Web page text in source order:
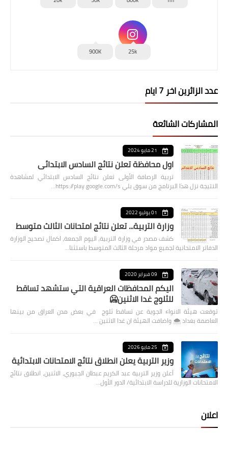
25k
900K
عدد الزائرين اخر 7 ايام
المشاركات الشائعة
21 مايو 2024
اول محافظة تعلن نتائج السادس الابتدائي
تربية الرصافة الأولى تعلن نتائج السادس الابتدائي لمشاهدة
النتيجة نزل هذا البرنامج من سوق بلي https://play.google.com/s…
01 يوليو 2022
وزارة التربية... تعلن نتائج امتحانات الثالث متوسط
كشف مصدر في وزارة التربية، اليوم الجمعة، اكمال تصحيح الوزارة
الدفاتر الامتحانية لجميع مواد مرحلة الثالث المتوسط باستثنا…
09 فبراير 2020
اليكم المحافظات العراقية التي ستشهد تساقط
للثلوج غدا الاثنين🥶
توقعت هيئة الانواء الجوية عن تساقط ثلوج في بعض مدن العراق من بينها
العاصمة بغداد ⁦🌨️⁩ واضافت الهيئة ان غدا الاثنين …
25 مايو 2026
وزير التربية يعلن انطلاق نتائج الامتحانات الابتدائية
أعلن وزير التربية عبد الكريم عبطان الجبوري، الاثنين، انطلاق نتائج
الامتحانات الوزارية للدراسة الابتدائية/ الدور الأول…
اعلان